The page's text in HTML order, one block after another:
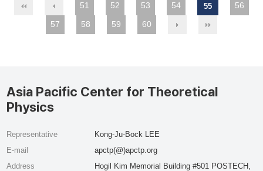
51 52 53 54 55
56
57
58 59 60
Asia Pacific Center for Theoretical
Physics
Representative
Kong-Ju-Bock LEE
E-mail
apctp(@)apctp.org
Address
Hogil Kim Memorial Building #501 POSTECH,